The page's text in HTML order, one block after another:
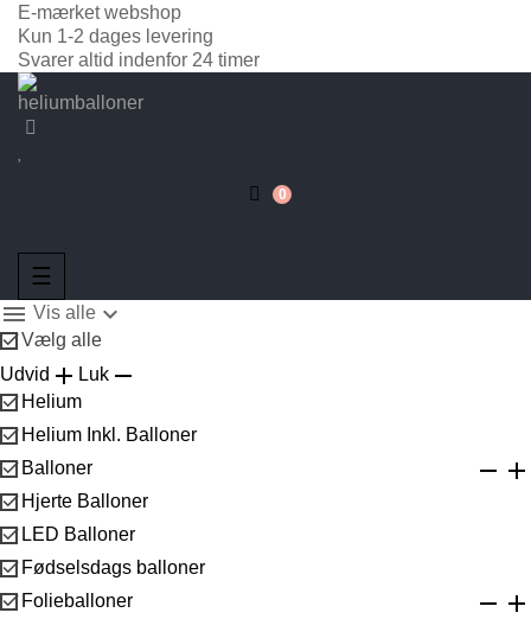
E-mærket webshop
Kun 1-2 dages levering
Svarer altid indenfor 24 timer
0
Toggle
navigation
☰
 Vis alle 
Vælg alle
Udvid  Luk 
 Helium
 Helium Inkl. Balloner


 Balloner
 Hjerte Balloner
 LED Balloner
 Fødselsdags balloner
add
remove
 Folieballoner